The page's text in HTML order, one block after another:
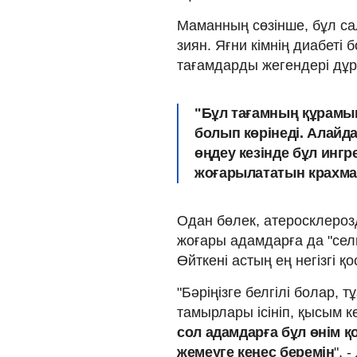
Маманның сөзінше, бұл
зиян. Яғни кімнің
тағамдарды жегендері
"Бұл тағамның
болып көрінеді.
өңдеу кезінде бұл
жоғарылататын
Одан бөлек,
жоғары адамдарға да
Өйткені астың ең негізгі
"Бәріңізге белгілі болар,
тамырлары ісініп, қысым
сол адамдарға бұл өнім
жемеуге кеңес беремін", -